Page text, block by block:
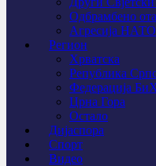
Одбрамбено
Агресија
Регион
Хрватска
Република
Федерација
Црна Гора
Остало
Дијаспора
Спорт
Видео